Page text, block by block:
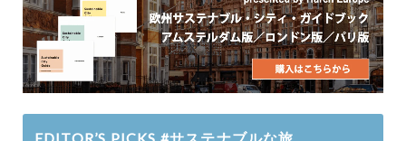
EDITOR’S PICKS #サステナブルな旅